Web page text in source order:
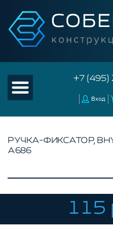
+7
Вход
КОНСТРУКЦИОННЫЙ
КОМПЛЕКТУЮЩИЕ К ЧПУ
АКСЕССУАРЫ ДЛЯ V-ПАЗА
РУЧКА-ФИКСАТОР,
A686
115